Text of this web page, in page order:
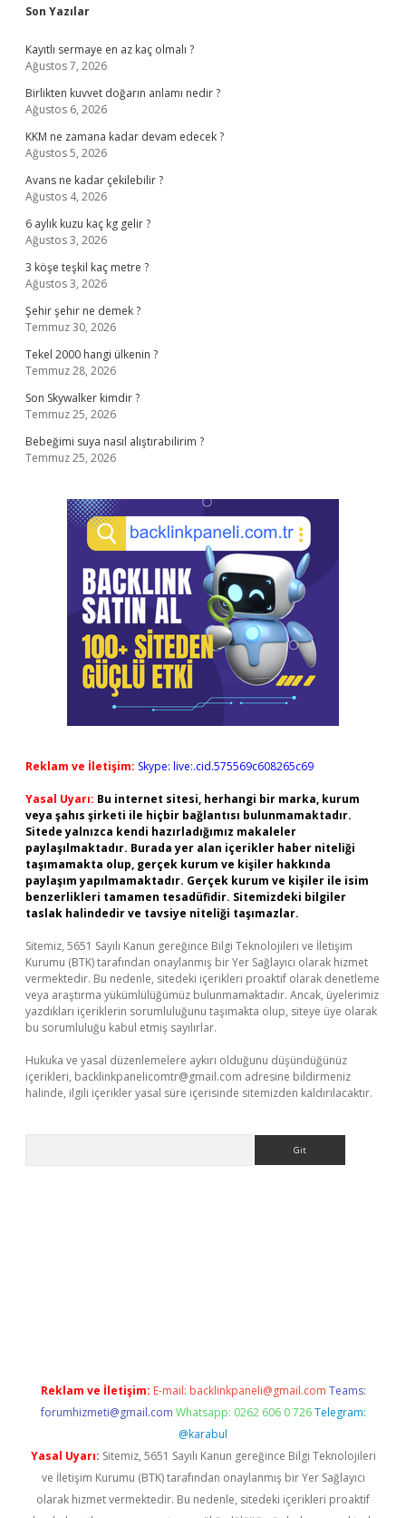
Sidebar
Son Yazılar
Kayıtlı sermaye en az kaç olmalı ?
Ağustos 7, 2026
Birlikten kuvvet doğarın anlamı nedir ?
Ağustos 6, 2026
KKM ne zamana kadar devam edecek ?
Ağustos 5, 2026
Avans ne kadar çekilebilir ?
Ağustos 4, 2026
6 aylık kuzu kaç kg gelir ?
Ağustos 3, 2026
3 köşe teşkil kaç metre ?
Ağustos 3, 2026
Şehir şehir ne demek ?
Temmuz 30, 2026
Tekel 2000 hangi ülkenin ?
Temmuz 28, 2026
Son Skywalker kimdir ?
Temmuz 25, 2026
Bebeğimi suya nasıl alıştırabilirim ?
Temmuz 25, 2026
Reklam ve İletişim: Skype: live:.cid.575569c608265c69
Yasal Uyarı: Bu internet sitesi, herhangi bir marka, kurum
veya şahıs şirketi ile hiçbir bağlantısı bulunmamaktadır.
Sitede yalnızca kendi hazırladığımız makaleler
paylaşılmaktadır. Burada yer alan içerikler haber niteliği
taşımamakta olup, gerçek kurum ve kişiler hakkında
paylaşım yapılmamaktadır. Gerçek kurum ve kişiler ile isim
benzerlikleri tamamen tesadüfidir. Sitemizdeki bilgiler
taslak halindedir ve tavsiye niteliği taşımazlar.
Sitemiz, 5651 Sayılı Kanun gereğince Bilgi Teknolojileri ve İletişim
Kurumu (BTK) tarafından onaylanmış bir Yer Sağlayıcı olarak hizmet
vermektedir. Bu nedenle, sitedeki içerikleri proaktif olarak denetleme
veya araştırma yükümlülüğümüz bulunmamaktadır. Ancak, üyelerimiz
yazdıkları içeriklerin sorumluluğunu taşımakta olup, siteye üye olarak
bu sorumluluğu kabul etmiş sayılırlar.
Hukuka ve yasal düzenlemelere aykırı olduğunu düşündüğünüz
içerikleri, backlinkpanelicomtr@gmail.com adresine bildirmeniz
halinde, ilgili içerikler yasal süre içerisinde sitemizden kaldırılacaktır.
Reklam ve İletişim: E-mail: backlinkpaneli@gmail.com Teams:
forumhizmeti@gmail.com Whatsapp: 0262 606 0 726 Telegram:
@karabul
Yasal Uyarı: Sitemiz, 5651 Sayılı Kanun gereğince Bilgi Teknolojileri
ve İletişim Kurumu (BTK) tarafından onaylanmış bir Yer Sağlayıcı
olarak hizmet vermektedir. Bu nedenle, sitedeki içerikleri proaktif